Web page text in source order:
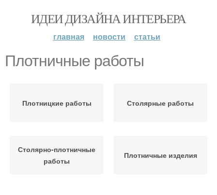
ИДЕИ ДИЗАЙНА ИНТЕРЬЕРА
главная новости статьи
Плотничные работы
Плотницкие работы Столярные работы
Столярно-плотничные
работы
Плотничные изделия